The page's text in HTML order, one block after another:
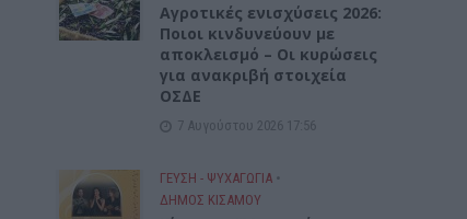
Αγροτικές ενισχύσεις 2026:
Ποιοι κινδυνεύουν με
αποκλεισμό – Οι κυρώσεις
για ανακριβή στοιχεία
ΟΣΔΕ
7 Αυγούστου 2026 17:56
ΓΕΎΣΗ - ΨΥΧΑΓΩΓΊΑ •
ΔΉΜΟΣ ΚΙΣΆΜΟΥ